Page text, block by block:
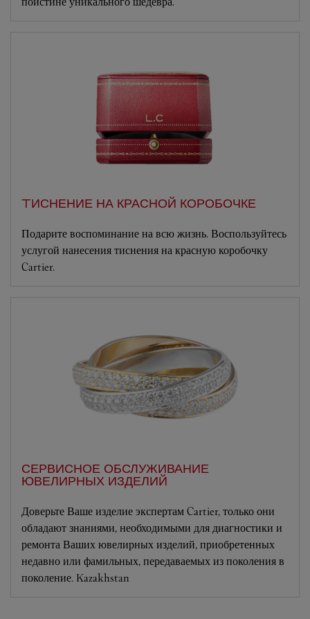
TИСНЕНИЕ НА КРАСНОЙ КОРОБОЧКЕ
Подарите воспоминание на всю жизнь. Воспользуйтесь
услугой нанесения тиснения на красную коробочку
Cartier.
СЕРВИСНОЕ ОБСЛУЖИВАНИЕ
ЮВЕЛИРНЫХ ИЗДЕЛИЙ
Доверьте Ваше изделие экспертам Cartier, только они
обладают знаниями, необходимыми для диагностики и
ремонта Ваших ювелирных изделий, приобретенных
недавно или фамильных, передаваемых из поколения в
поколение. Kazakhstan